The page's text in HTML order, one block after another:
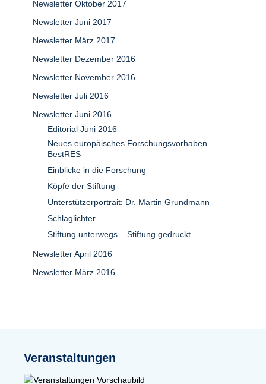
Newsletter Oktober 2017
Newsletter Juni 2017
Newsletter März 2017
Newsletter Dezember 2016
Newsletter November 2016
Newsletter Juli 2016
Newsletter Juni 2016
Editorial Juni 2016
Neues europäisches Forschungsvorhaben
BestRES
Einblicke in die Forschung
Köpfe der Stiftung
Unterstützerportrait: Dr. Martin Grundmann
Schlaglichter
Stiftung unterwegs – Stiftung gedruckt
Newsletter April 2016
Newsletter März 2016
Veranstaltungen